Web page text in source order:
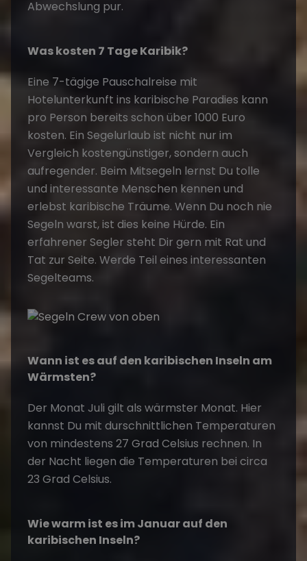
Abwechslung pur.
Was kosten 7 Tage Karibik?
Eine 7-tägige Pauschalreise mit
Hotelunterkunft ins karibische Paradies kann
pro Person bereits schon über 1000 Euro
kosten. Ein Segelurlaub ist nicht nur im
Vergleich kostengünstiger, sondern auch
aufregender. Beim Mitsegeln lernst Du tolle
und interessante Menschen kennen und
erlebst karibische Träume. Wenn Du noch nie
Segeln warst, ist dies keine Hürde. Ein
erfahrener Segler steht Dir gern mit Rat und
Tat zur Seite. Werde Teil eines interessanten
Segelteams.
Wann ist es auf den karibischen Inseln am
Wärmsten?
Der Monat Juli gilt als wärmster Monat. Hier
kannst Du mit durschnittlichen Temperaturen
von mindestens 27 Grad Celsius rechnen. In
der Nacht liegen die Temperaturen bei circa
23 Grad Celsius.
Wie warm ist es im Januar auf den
karibischen Inseln?